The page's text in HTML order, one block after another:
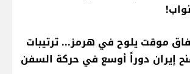
موقت يلوح في هرمز... ترتيبات
إيران دوراً أوسع في حركة السفن